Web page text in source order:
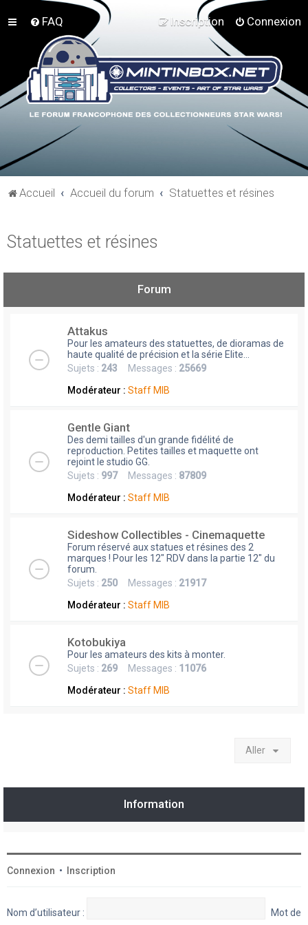
FAQ Connexion
Inscription
Accueil Accueil du forum Statuettes et résines
Statuettes et résines
Forum
Attakus
Pour les amateurs des statuettes, de dioramas de
haute qualité de précision et la série Elite...
Sujets : 243 Messages : 25669
Modérateur : Staff MIB
Gentle Giant
Des demi tailles d'un grande fidélité de
reproduction. Petites tailles et maquette ont
rejoint le studio GG.
Sujets : 997Messages : 87809
Modérateur : Staff MIB
Sideshow Collectibles - Cinemaquette
Forum réservé aux statues et résines des 2
marques ! Pour les 12" RDV dans la partie 12" du
forum.
Sujets : 250 Messages : 21917
Modérateur : Staff MIB
Kotobukiya
Pour les amateurs des kits à monter.
Sujets : 269 Messages : 11076
Modérateur : Staff MIB
Aller
Information
Connexion • Inscription
Nom d’utilisateur : Mot de